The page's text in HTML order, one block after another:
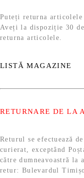
Puteți returna articolele
Aveți la dispoziție 30
returna articolele.
LISTĂ MAGAZINE
RETURNARE DE LA
Returul se efectuează
curierat, exceptând
către dumneavoastră la
retur: Bulevardul